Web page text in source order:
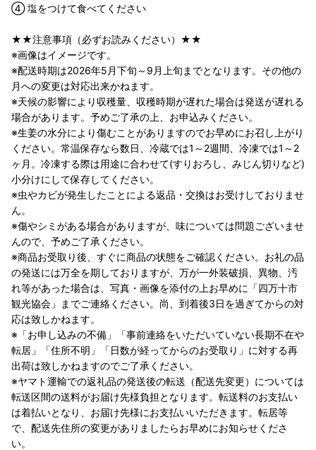
④ 塩をつけて食べてください
★★注意事項（必ずお読みください）★★
※画像はイメージです。
※配送時期は2026年5月下旬～9月上旬までとなります。その他の
月への変更は対応出来かねます。
※天候の影響により収穫量、収穫時期が遅れた場合は発送が遅れる
場合があります。予めご了承の上、お申込みください。
※生姜の水分により傷むことがありますのでお早めにお召し上がり
ください。常温保存なら数日、冷蔵では1～2週間、冷凍では1～2
ヶ月。冷凍する際は用途に合わせて(すりおろし、みじん切りなど)
小分けにして保存してください。
※虫やカビが発生したことによる返品・交換はお受けしておりませ
ん。
※傷やシミがある場合がありますが、味については問題ございませ
んので、予めご了承ください。
※商品お受取り後、すぐに商品の状態をご確認ください。お礼の品
の発送には万全を期しておりますが、万が一外装破損、異物、汚
れ等があった場合は、写真・画像を添付の上お早めに「四万十市
観光協会」までご連絡ください。尚、到着後3日を過ぎてからの対
応は致しかねます。
※「お申し込みの不備」「事前連絡をいただいていない長期不在や
転居」「住所不明」「日数が経ってからのお受取り」に対する再
出荷は致しかねますのでご了承ください。
※ヤマト運輸での返礼品の発送後の転送（配送先変更）については
転送区間の送料がお届け先様負担となります。転送料のお支払い
は着払いとなり、お届け先様にお支払いいただきます。転居等
で、配送先住所の変更がありましたらお早めにお知らせくださ
い。